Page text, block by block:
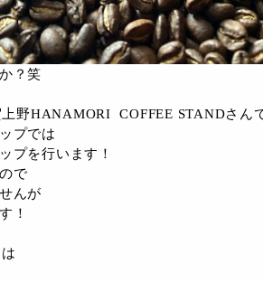
？笑
野HANAMORI COFFEE STANDさん
プでは
プを行います！
で
んが
！